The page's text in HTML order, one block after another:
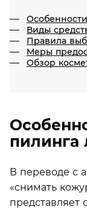
Виды
Правила
Меры
Обзор
пилинга
В переводе с
«снимать